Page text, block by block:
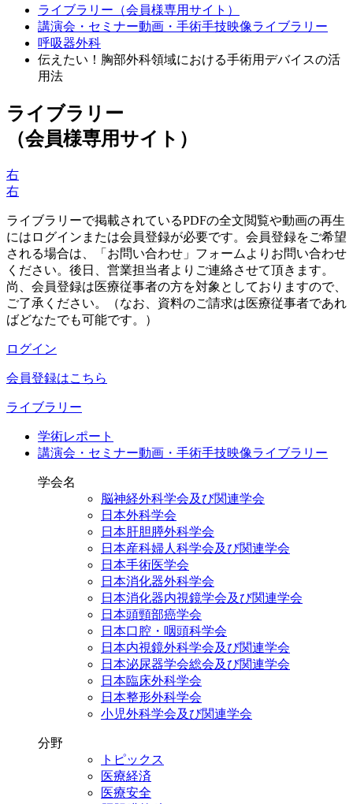
ライブラリー（会員様専用サイト）
講演会・セミナー動画・手術手技映像ライブラリー
呼吸器外科
伝えたい！胸部外科領域における手術用デバイスの活
用法
ライブラリー
（会員様専用サイト）
右
右
ライブラリーで掲載されているPDFの全文閲覧や動画の再生
にはログインまたは会員登録が必要です。会員登録をご希望
される場合は、「お問い合わせ」フォームよりお問い合わせ
ください。後日、営業担当者よりご連絡させて頂きます。
尚、会員登録は医療従事者の方を対象としておりますので、
ご了承ください。（なお、資料のご請求は医療従事者であれ
ばどなたでも可能です。）
ログイン
会員登録はこちら
ライブラリー
学術レポート
講演会・セミナー動画・手術手技映像ライブラリー
学会名
脳神経外科学会及び関連学会
日本外科学会
日本肝胆膵外科学会
日本産科婦人科学会及び関連学会
日本手術医学会
日本消化器外科学会
日本消化器内視鏡学会及び関連学会
日本頭頸部癌学会
日本口腔・咽頭科学会
日本内視鏡外科学会及び関連学会
日本泌尿器学会総会及び関連学会
日本臨床外科学会
日本整形外科学会
小児外科学会及び関連学会
分野
トピックス
医療経済
医療安全